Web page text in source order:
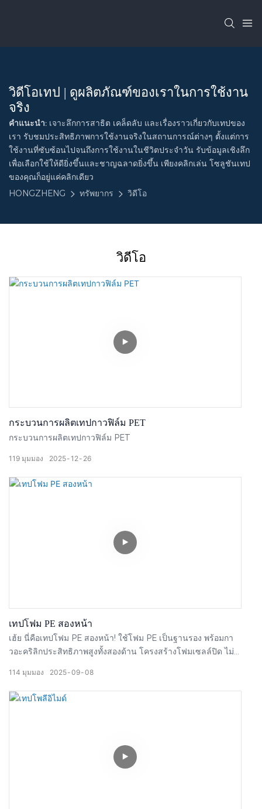
วิดีโอเทป | ดูผลิตภัณฑ์ของเราในการใช้งาน
จริง
คำแนะนำ: เจาะลึกการสาธิต เคล็ดลับ และเรื่องราวเกี่ยวกับเทปของ
เรา รับชมประสิทธิภาพการใช้งานจริงในสถานการณ์ต่างๆ ตั้งแต่การ
ใช้งานที่ซับซ้อนไปจนถึงการใช้งานในชีวิตประจำวัน รับข้อมูลเชิงลึก
เพื่อเลือกใช้ให้ดียิ่งขึ้นและชาญฉลาดยิ่งขึ้น เพียงคลิกเล่น โซลูชันเทป
ของคุณก็อยู่แค่คลิกเดียว
HONGZHENG
ทรัพยากร วิดีโอ
วิดีโอ
กระบวนการผลิตเทปกาวฟิล์ม PET
กระบวนการผลิตเทปกาวฟิล์ม PET
2025 12 26
119 มุมมอง
เทปโฟม PE สองหน้า
เฮ้ย นี่คือเทปโฟม PE สองหน้า! ใช้โฟม PE เป็นฐานรอง พร้อมกา
วอะคริลิกประสิทธิภาพสูงทั้งสองด้าน โครงสร้างโฟมเซลล์ปิด ไม่
นุ่มและยืดหยุ่น ดูดซับแรงกระแทกได้ดี ช่วยปกป้องผลิตภัณฑ์จาก
แรงสั่นสะเทือนและการกระแทก ทนอุณหภูมิได้ทั้งสูงและต่ำ อีกทั้ง
เบาะนั่ง พรมปูพื้น ที่บังแดด และยังทนต่อแรงกระแทกและติด
อุปกรณ์อิเล็กทรอนิกส์ เช่น หน้าจอโทรศัพท์/ทีวี กระจกห้องน้ำ
2025 09 08
114 มุมมอง